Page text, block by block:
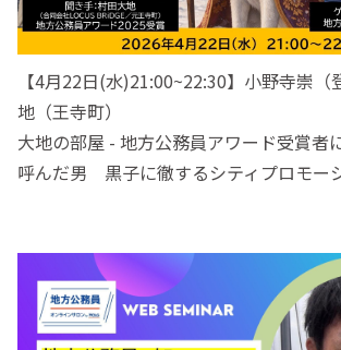
【4月22日(水)21:00~22:30】小野寺崇（
地（王寺町）
大地の部屋 - 地方公務員アワード受賞者
呼んだ男 黒子に徹するシティプロモー